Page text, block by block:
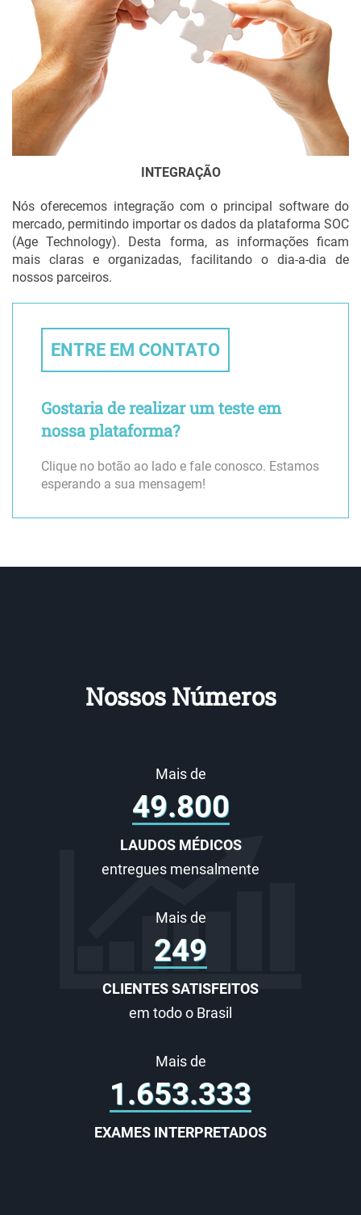
INTEGRAÇÃO
Nós oferecemos integração com o principal software do
mercado, permitindo importar os dados da plataforma SOC
(Age Technology). Desta forma, as informações ficam
mais claras e organizadas, facilitando o dia-a-dia de
nossos parceiros.
ENTRE EM CONTATO
Gostaria de realizar um teste em
nossa plataforma?
Clique no botão ao lado e fale conosco. Estamos
esperando a sua mensagem!
Nossos Números
Mais de
60.000
LAUDOS MÉDICOS
entregues mensalmente
Mais de
300
CLIENTES SATISFEITOS
em todo o Brasil
Mais de
2.000.000
EXAMES INTERPRETADOS